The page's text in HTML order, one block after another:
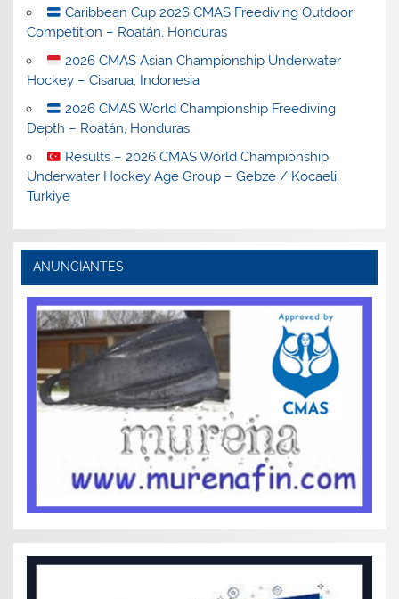
Caribbean Cup 2026 CMAS Freediving Outdoor
Competition – Roatán, Honduras
2026 CMAS Asian Championship Underwater
Hockey – Cisarua, Indonesia
2026 CMAS World Championship Freediving
Depth – Roatán, Honduras
Results – 2026 CMAS World Championship
Underwater Hockey Age Group – Gebze / Kocaeli,
Turkiye
ANUNCIANTES